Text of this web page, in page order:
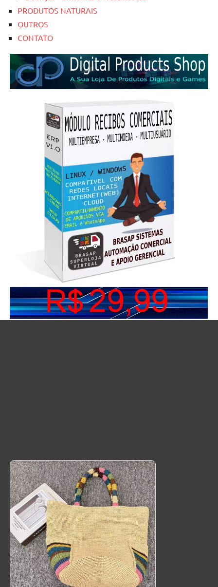
PRODUTOS NATURAIS
OUTROS
CONTATO